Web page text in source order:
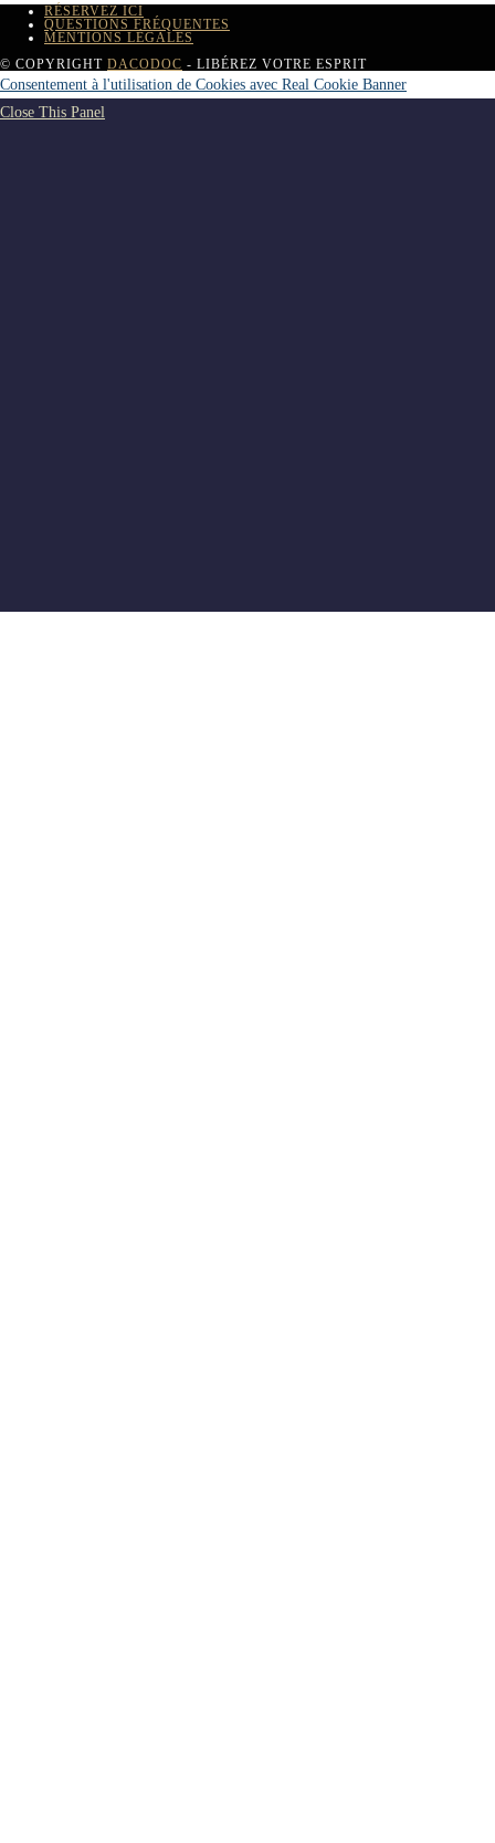
RÉSERVEZ ICI
QUESTIONS FRÉQUENTES
MENTIONS LÉGALES
© COPYRIGHT DACODOC - LIBÉREZ VOTRE ESPRIT
Consentement à l'utilisation de Cookies avec Real Cookie Banner
Close This Panel